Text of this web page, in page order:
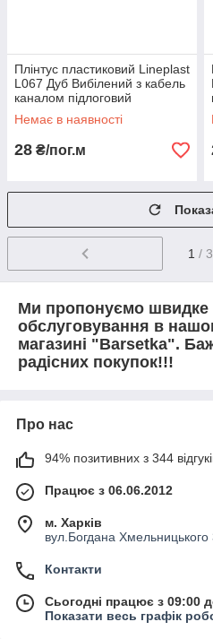
Плінтус пластиковий Lineplast
L067 Дуб Вибілений з кабель
каналом підлоговий
пластиковий плінтус
Немає в наявності
28 ₴/пог.м
1 / 3
Ми пропонуємо швидке
обслуговування в
магазині "Barsetka".
радісних покупок!!!
Про нас
94% позитивних з 344
Працює з 06.06.2012
м. Харків
вул.Богдана Хмельницького
Контакти
Сьогодні працює з 09:00
Показати весь графік